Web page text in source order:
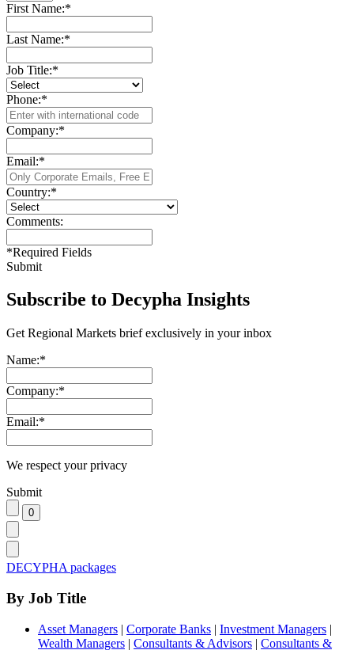
First Name:*
Last Name:*
Job Title:*
Phone:*
Company:*
Email:*
Country:*
Comments:
*Required Fields
Submit
Subscribe to Decypha Insights
Get Regional Markets brief exclusively in your inbox
Name:*
Company:*
Email:*
We respect your privacy
Submit
DECYPHA packages
By Job Title
Asset Managers | Corporate Banks | Investment Managers |
Wealth Managers | Consultants & Advisors | Consultants &